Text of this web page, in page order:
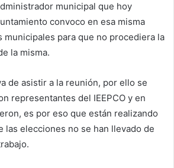
municipal que hoy
convoco en esa misma
municipales para que no procediera la
la misma.
de asistir a la reunión, por ello se
representantes del IEEPCO y en
es por eso que están realizando
las elecciones no se han llevado de